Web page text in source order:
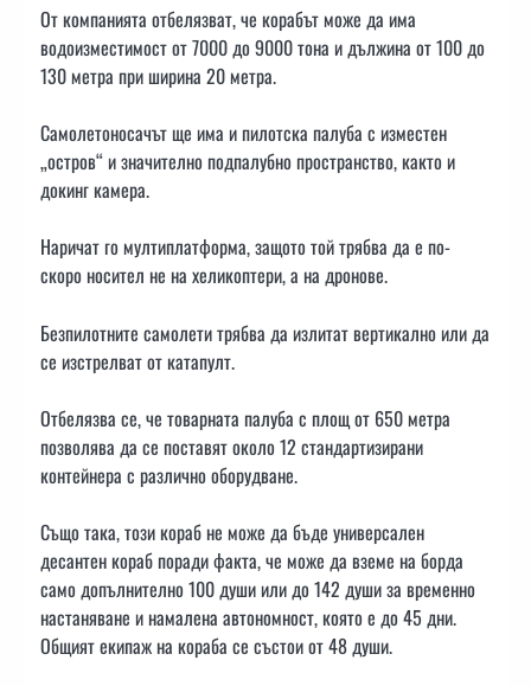
От компанията отбелязват, че корабът може да има
водоизместимост от 7000 до 9000 тона и дължина от 100 до
130 метра при ширина 20 метра.
Самолетоносачът ще има и пилотска палуба с изместен
„остров“ и значително подпалубно пространство, както и
докинг камера.
Наричат го мултиплатформа, защото той трябва да е по-
скоро носител не на хеликоптери, а на дронове.
Безпилотните самолети трябва да излитат вертикално или да
се изстрелват от катапулт.
Отбелязва се, че товарната палуба с площ от 650 метра
позволява да се поставят около 12 стандартизирани
контейнера с различно оборудване.
Също така, този кораб не може да бъде универсален
десантен кораб поради факта, че може да вземе на борда
само допълнително 100 души или до 142 души за временно
настаняване и намалена автономност, която е до 45 дни.
Общият екипаж на кораба се състои от 48 души.